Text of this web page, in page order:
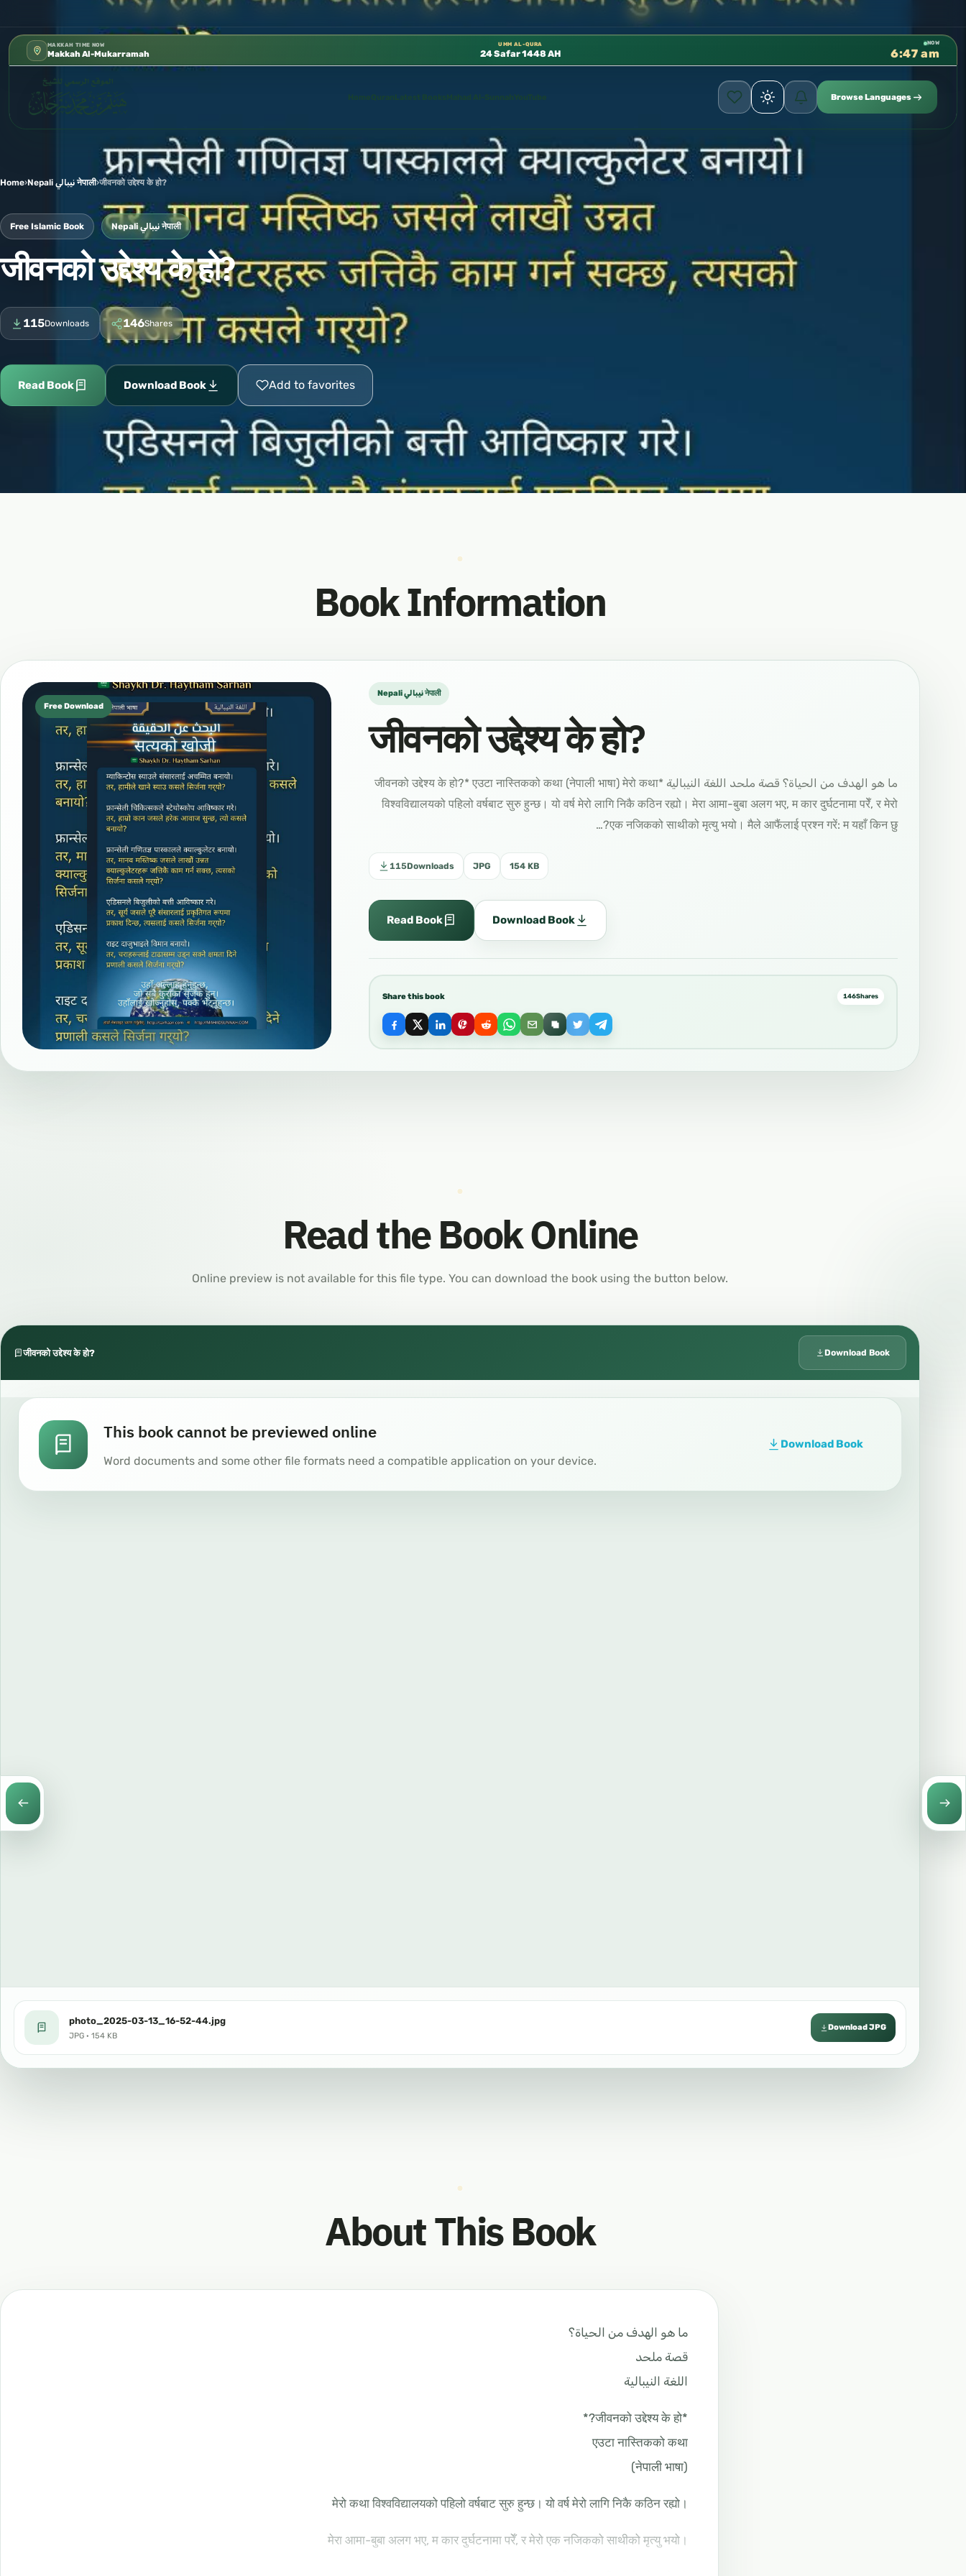
كتب الشيخ هيثم سرحان حفظه الله متوفرة مجانًا في المسجد النبوي، 📍 باب ٣٧ (باب مكة) – الطابق الثالث 📍 إدارة الشؤون العلمية بالحسبة 📚 متوفرة بجميع اللغات
MAKKAH TIME NOW
Makkah Al-Mukarramah
UMM AL-QURA
24 Safar 1448 AH
NOW
6:47 am
HomeQuranLatest BooksMahad Al-SunnahYouTube Browse Languages
Home› Nepali نيبالي नेपाली›जीवनको उद्देश्य के हो?
Free Islamic Book Nepali نيبالي नेपाली
जीवनको उद्देश्य के हो?
115Downloads 146Shares
Read Book Download Book Add to favorites
Book Information
Free Download
Nepali نيبالي नेपाली
जीवनको उद्देश्य के हो?
ما هو الهدف من الحياة؟ قصة ملحد اللغة النيبالية *जीवनको उद्देश्य के हो?* एउटा नास्तिकको कथा (नेपाली भाषा) मेरो कथा
विश्वविद्यालयको पहिलो वर्षबाट सुरु हुन्छ। यो वर्ष मेरो लागि निकै कठिन रह्यो। मेरा आमा-बुबा अलग भए, म कार दुर्घटनामा परेँ, र मेरो
एक नजिकको साथीको मृत्यु भयो। मैले आफैंलाई प्रश्न गरें: म यहाँ किन छु?…
115Downloads JPG 154 KB
Read Book Download Book
Share this book 146Shares
Read the Book Online
Online preview is not available for this file type. You can download the book using the button below.
जीवनको उद्देश्य के हो? Download Book
This book cannot be previewed online
Word documents and some other file formats need a compatible application on your device.
Download Book
photo_2025-03-13_16-52-44.jpg
JPG · 154 KB
Download JPG
About This Book
ما هو الهدف من الحياة؟
قصة ملحد
اللغة النيبالية
*जीवनको उद्देश्य के हो?*
एउटा नास्तिकको कथा
(नेपाली भाषा)
मेरो कथा विश्वविद्यालयको पहिलो वर्षबाट सुरु हुन्छ। यो वर्ष मेरो लागि निकै कठिन रह्यो।
मेरा आमा-बुबा अलग भए, म कार दुर्घटनामा परेँ, र मेरो एक नजिकको साथीको मृत्यु भयो।